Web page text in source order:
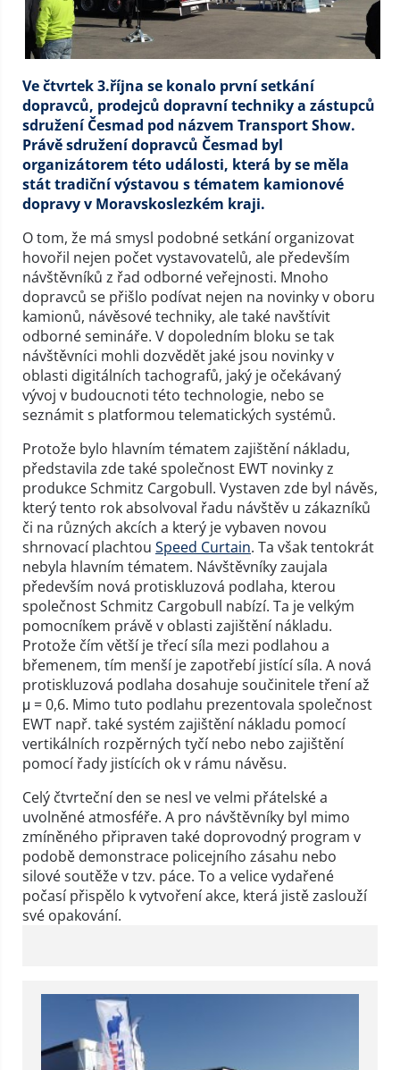
Ve čtvrtek 3.října se konalo první setkání
dopravců, prodejců dopravní techniky a zástupců
sdružení Česmad pod názvem Transport Show.
Právě sdružení dopravců Česmad byl
organizátorem této události, která by se měla
stát tradiční výstavou s tématem kamionové
dopravy v Moravskoslezkém kraji.
O tom, že má smysl podobné setkání organizovat
hovořil nejen počet vystavovatelů, ale především
návštěvníků z řad odborné veřejnosti. Mnoho
dopravců se přišlo podívat nejen na novinky v oboru
kamionů, návěsové techniky, ale také navštívit
odborné semináře. V dopoledním bloku se tak
návštěvníci mohli dozvědět jaké jsou novinky v
oblasti digitálních tachografů, jaký je očekávaný
vývoj v budoucnoti této technologie, nebo se
seznámit s platformou telematických systémů.
Protože bylo hlavním tématem zajištění nákladu,
představila zde také společnost EWT novinky z
produkce Schmitz Cargobull. Vystaven zde byl návěs,
který tento rok absolvoval řadu návštěv u zákazníků
či na různých akcích a který je vybaven novou
shrnovací plachtou Speed Curtain. Ta však tentokrát
nebyla hlavním tématem. Návštěvníky zaujala
především nová protiskluzová podlaha, kterou
společnost Schmitz Cargobull nabízí. Ta je velkým
pomocníkem právě v oblasti zajištění nákladu.
Protože čím větší je třecí síla mezi podlahou a
břemenem, tím menší je zapotřebí jistící síla. A nová
protiskluzová podlaha dosahuje součinitele tření až
μ = 0,6. Mimo tuto podlahu prezentovala společnost
EWT např. také systém zajištění nákladu pomocí
vertikálních rozpěrných tyčí nebo nebo zajištění
pomocí řady jistících ok v rámu návěsu.
Celý čtvrteční den se nesl ve velmi přátelské a
uvolněné atmosféře. A pro návštěvníky byl mimo
zmíněného připraven také doprovodný program v
podobě demonstrace policejního zásahu nebo
silové soutěže v tzv. páce. To a velice vydařené
počasí přispělo k vytvoření akce, která jistě zaslouží
své opakování.